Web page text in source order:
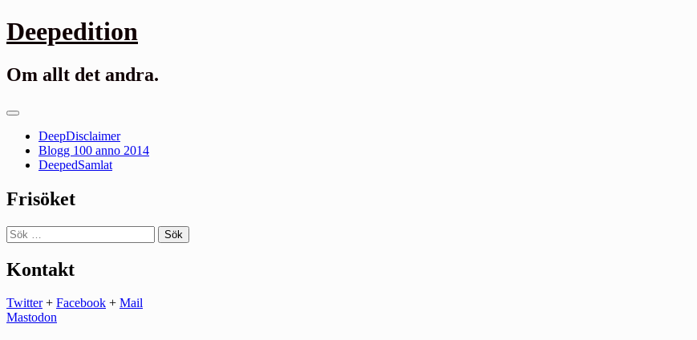
Gå
till
Deepedition
Om allt det andra.
Primär
DeepDisclaimer
Blogg 100 anno 2014
DeepedSamlat
Frisöket
Sök
efter:
Kontakt
Twitter+ Facebook + Mail
Mastodon